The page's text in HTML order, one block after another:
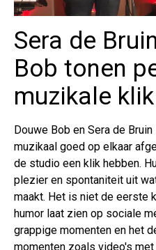
Sera de
Bob tonen
muzikale klik
Douwe Bob en Sera de
muzikaal goed op elkaar
de studio een klik hebben.
plezier en spontaniteit uit
maakt. Het is niet de eerste
humor laat zien op sociale
grappige momenten en het
momenten zoals video's